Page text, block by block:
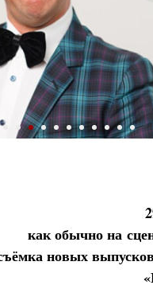
как обычно на
новых